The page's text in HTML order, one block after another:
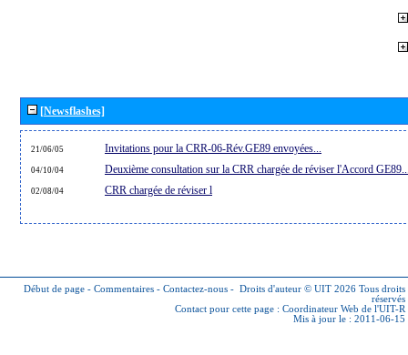
[Newsflashes]
21/06/05 Invitations pour la CRR-06-Rév.GE89 envoyées...
04/10/04 Deuxième consultation sur la CRR chargée de réviser l'Accord
02/08/04 CRR chargée de réviser l
Début de page - Commentaires - Contactez-nous - Droits d'auteur © UIT 2026 Tous droits
réservés
Contact pour cette page : Coordinateur Web de l'UIT-R
Mis à jour le : 2011-06-15